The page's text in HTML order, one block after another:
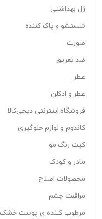
ژل بهداشتی
شستشو و پاک کننده
صورت
ضد تعریق
عطر
عطر و ادکلن
فروشگاه اینترنتی دیجی‌کالا
کاندوم و لوازم جلوگیری
کیت رنگ مو
مادر و کودک
محصولات اصلاح
مراقبت چشم
مرطوب کننده ی پوست خشک